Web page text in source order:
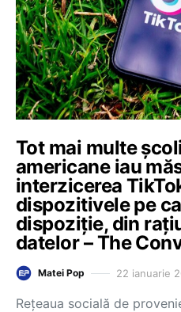
Tot mai multe
americane iau
interzicerea
dispozitivele pe
dispoziție, din
datelor – The
Matei Pop 22 ianuarie
Rețeaua socială de